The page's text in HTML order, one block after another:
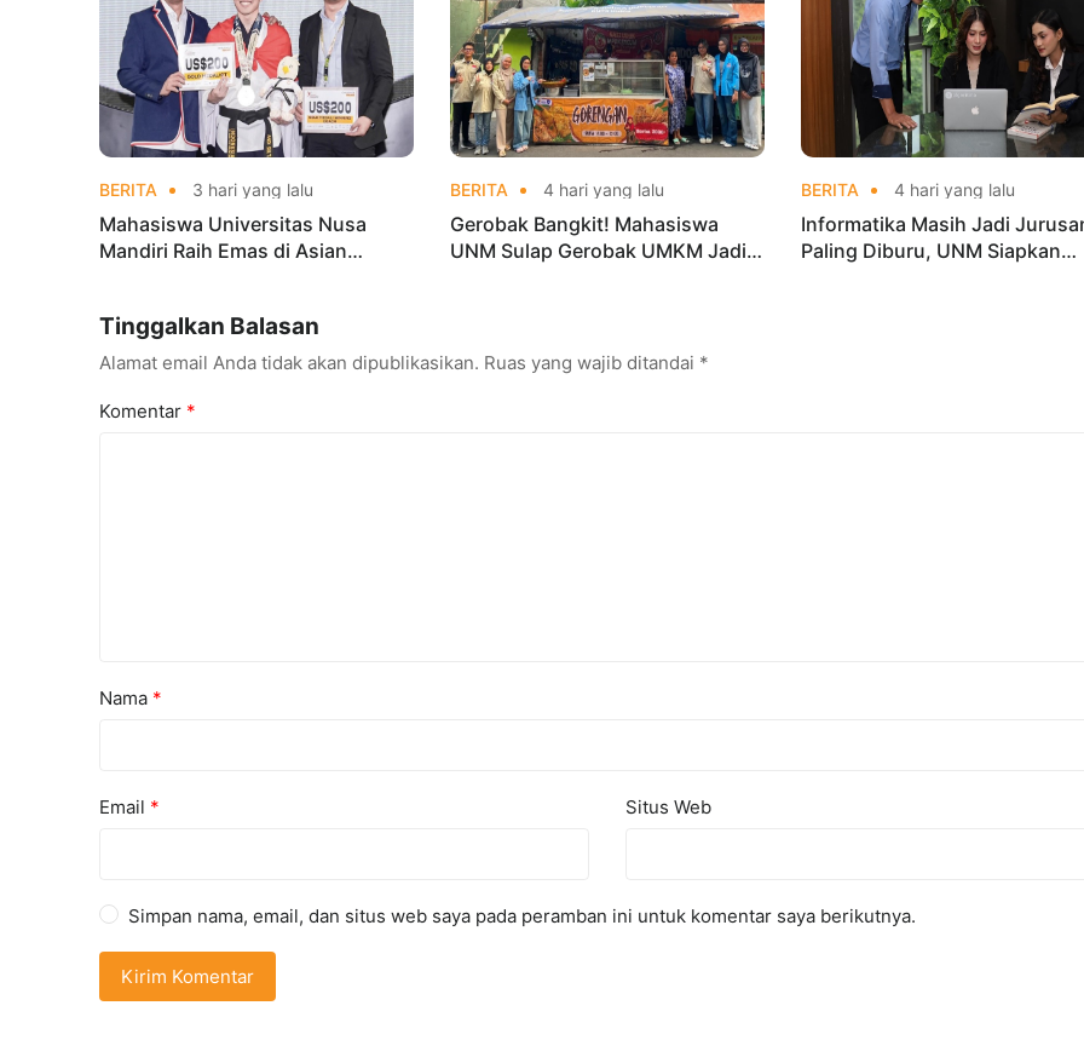
BERITA 3 hari yang lalu
Mahasiswa Universitas Nusa
Mandiri Raih Emas di Asian
BERITA 4 hari yang lalu
Gerobak Bangkit! Mahasiswa
UNM Sulap Gerobak UMKM Jadi
BERITA 4 hari yang lalu
Informatika Masih Jadi
Paling Diburu, UNM Siapkan
Tinggalkan Balasan
Alamat email Anda tidak akan dipublikasikan. Ruas yang wajib ditandai *
Komentar *
Nama *
Email * Situs Web
Simpan nama, email, dan situs web saya pada peramban ini untuk komentar saya berikutnya.